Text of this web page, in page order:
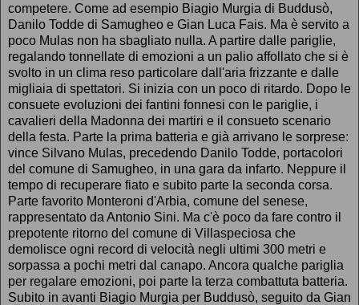
competere. Come ad esempio Biagio Murgia di Buddusò,
Danilo Todde di Samugheo e Gian Luca Fais. Ma è servito a
poco Mulas non ha sbagliato nulla. A partire dalle pariglie,
regalando tonnellate di emozioni a un palio affollato che si è
svolto in un clima reso particolare dall'aria frizzante e dalle
migliaia di spettatori. Si inizia con un poco di ritardo. Dopo le
consuete evoluzioni dei fantini fonnesi con le pariglie, i
cavalieri della Madonna dei martiri e il consueto scenario
della festa. Parte la prima batteria e già arrivano le sorprese:
vince Silvano Mulas, precedendo Danilo Todde, portacolori
del comune di Samugheo, in una gara da infarto. Neppure il
tempo di recuperare fiato e subito parte la seconda corsa.
Parte favorito Monteroni d'Arbia, comune del senese,
rappresentato da Antonio Sini. Ma c'è poco da fare contro il
prepotente ritorno del comune di Villaspeciosa che
demolisce ogni record di velocità negli ultimi 300 metri e
sorpassa a pochi metri dal canapo. Ancora qualche pariglia
per regalare emozioni, poi parte la terza combattuta batteria.
Subito in avanti Biagio Murgia per Buddusò, seguito da Gian